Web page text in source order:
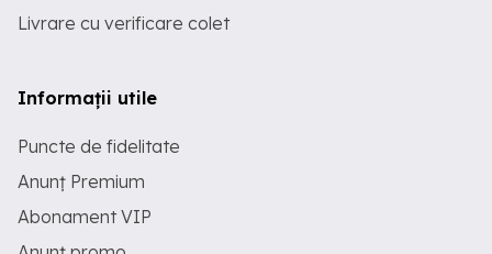
Livrare cu verificare colet
Informații utile
Puncte de fidelitate
Anunț Premium
Abonament VIP